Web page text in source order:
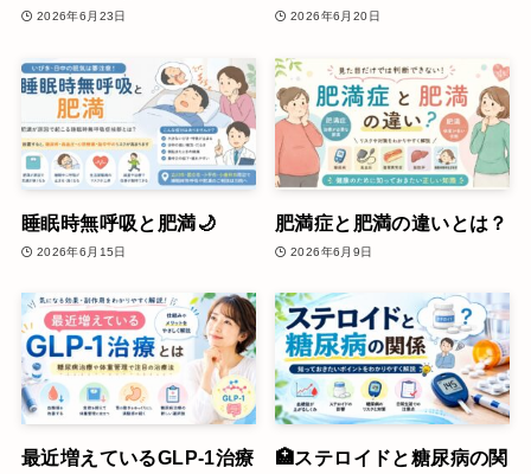
2026年6月23日 2026年6月20日
睡眠時無呼吸と肥満🌙
2026年6月15日
肥満症と肥満の違いとは？
2026年6月9日
最近増えているGLP-1治療
🏥ステロイドと糖尿病の関